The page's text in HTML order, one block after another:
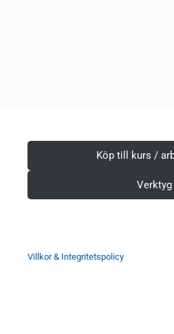
Köp till kurs /
Verktyg
Villkor & Integritetspolicy